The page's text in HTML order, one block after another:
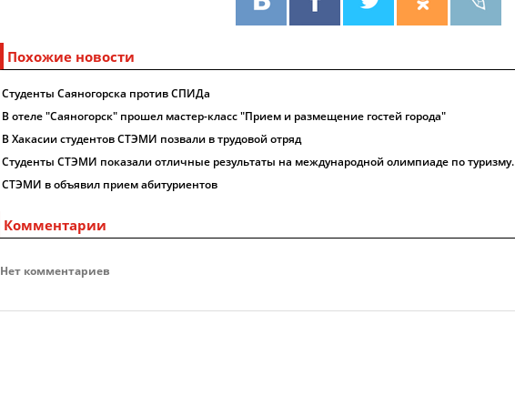
Похожие новости
Студенты Саяногорска против СПИДа
В отеле "Саяногорск" прошел мастер-класс "Прием и размещение гостей города"
В Хакасии студентов СТЭМИ позвали в трудовой отряд
Студенты СТЭМИ показали отличные результаты на международной олимпиаде по туризму.
СТЭМИ в объявил прием абитуриентов
Комментарии
Нет комментариев